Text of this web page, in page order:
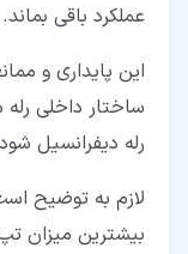
عملکرد باقی بماند.
این پایداری و
ساختار داخلی
رله دیفرانسیل
لازم به توضیح
بیشترین میزان